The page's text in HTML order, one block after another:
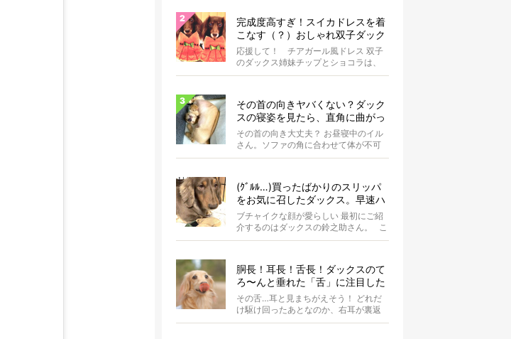
完成度高すぎ！スイカドレスを着
こなす（？）おしゃれ双子ダック
スがもはやアイドル
応援して！ チアガール風ドレス 双子
のダックス姉妹チップとショコラは、
お揃いのスイカドレスを身にまとって
その首の向きヤバくない？ダック
スの寝姿を見たら、直角に曲がっ
てて二度見した【写真4選】
その首の向き大丈夫？ お昼寝中のイル
さん。ソファの角に合わせて体が不可
解な状態にぐにゃりと曲がっていま
(ｸﾞﾙﾙ…)買ったばかりのスリッパ
をお気に召したダックス。早速ハ
ウスに持ち込まれママ涙…【動画
あり】
ブチャイクな顔が愛らしい 最初にご紹
介するのはダックスの鈴之助さん。 こ
の日はオーナーさんのマス...
胴長！耳長！舌長！ダックスのて
ろ〜んと垂れた「舌」に注目した
結果、元気もらった。
その舌…耳と見まちがえそう！ どれだ
け駆け回ったあとなのか、右耳が裏返
ってしまっているAuraちゃん。耳の中